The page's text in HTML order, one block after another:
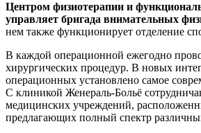
Центром физиотерапии и
управляет бригада внимательных
нем также функционирует отделение
В каждой операционной ежегодно
хирургических процедур. В новых
операционных установлено самое
С клиникой Женераль-Больё
медицинских учреждений,
предлагающих полный спектр